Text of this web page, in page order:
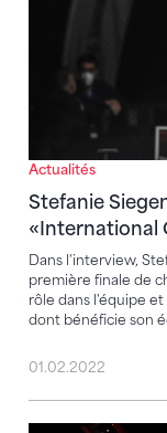
Actualités
Stefanie
«International
Dans l'interview,
première finale de
rôle dans l'équipe
dont bénéficie son
01.02.2022